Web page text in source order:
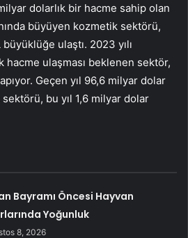
dolarlık bir hacme sahip olan
büyüyen kozmetik sektörü,
ulaştı. 2023 yılı
hacme ulaşması beklenen sektör,
Geçen yıl 96,6 milyar dolar
bu yıl 1,6 milyar dolar
Bayramı Öncesi Hayvan
Yoğunluk
8, 2026